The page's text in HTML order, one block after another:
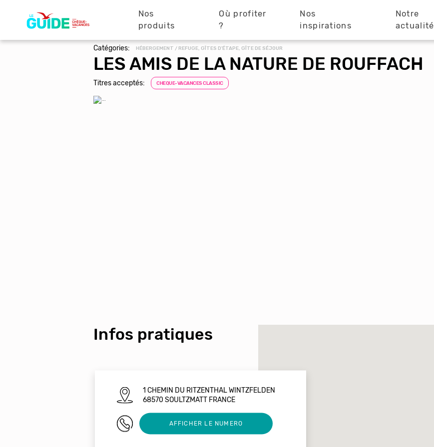
principale
Nos
produits
Où profiter
?
Nos
inspirations
Notre
actualité
Catégories: HÉBERGEMENT / REFUGE, GÎTES D'ÉTAPE, GÎTE DE SÉJOUR
LES AMIS DE LA NATURE DE ROUFFACH
Titres acceptés: CHEQUE-VACANCES CLASSIC
Infos pratiques
1 CHEMIN DU RITZENTHAL WINTZFELDEN
68570 SOULTZMATT FRANCE
0389271542AFFICHER LE NUMERO